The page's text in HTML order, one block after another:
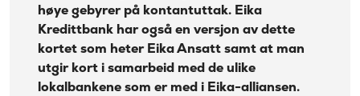
høye gebyrer på kontantuttak. Eika
Kredittbank har også en versjon av dette
kortet som heter Eika Ansatt samt at man
utgir kort i samarbeid med de ulike
lokalbankene som er med i Eika-alliansen.